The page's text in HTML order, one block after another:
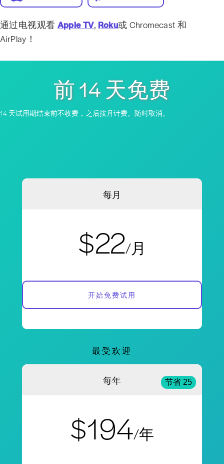
通过电视观看 Apple TV, Roku或 Chromecast 和
AirPlay！
前 14 天免费
14 天试用期结束前不收费，之后按月计费。随时取消。
每月
$22/月
开始免费试用
最受欢迎
每年 节省 25
$194/年